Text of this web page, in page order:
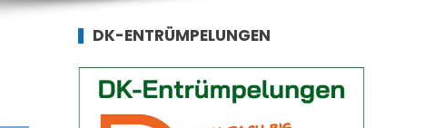
DK-ENTRÜMPELUNGEN